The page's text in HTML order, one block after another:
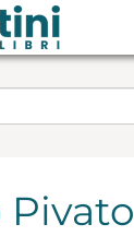
Pivato